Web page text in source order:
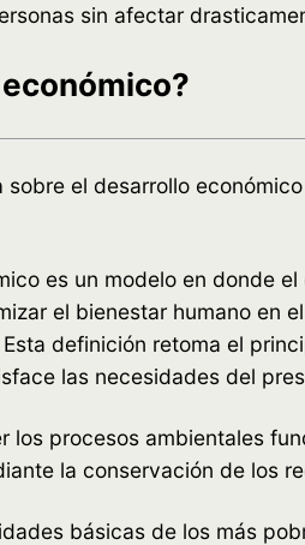
sin afectar
el desarrollo
es un modelo en donde
el bienestar humano en
definición retoma el
las necesidades del
los procesos ambientales
la conservación de los
básicas de los más